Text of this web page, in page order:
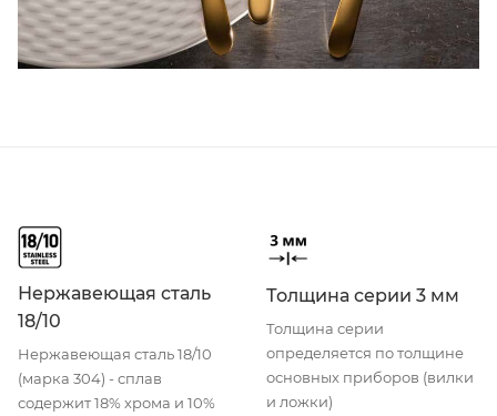
Нержавеющая сталь
18/10
Нержавеющая сталь 18/10
(марка 304) - сплав
содержит 18% хрома и 10%
Толщина серии 3 мм
Толщина серии
определяется по толщине
основных приборов (вилки
и ложки)